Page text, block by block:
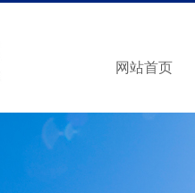
网站首页